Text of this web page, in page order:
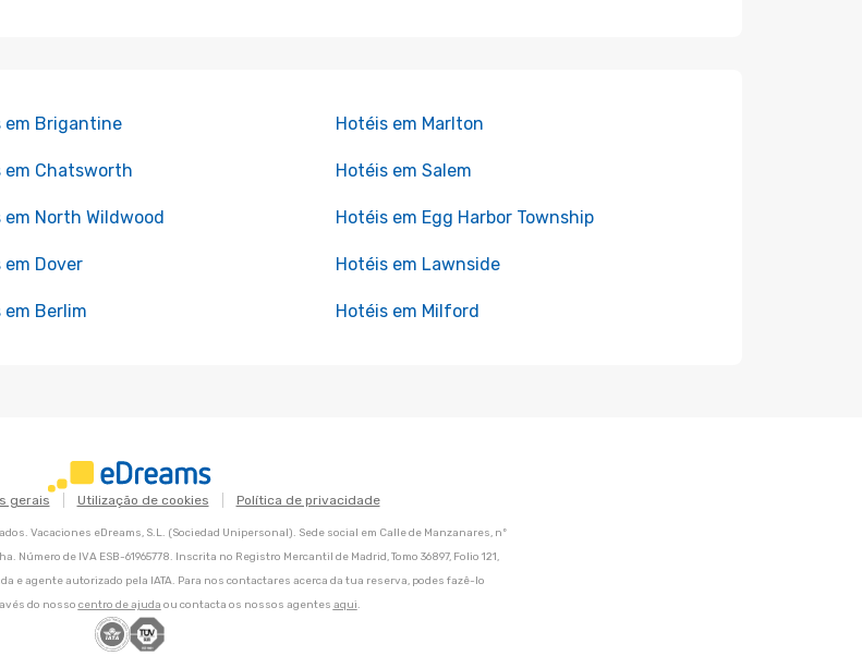
em Brigantine Hotéis em Marlton
em Chatsworth Hotéis em Salem
em North Wildwood Hotéis em Egg Harbor Township
em Dover Hotéis em Lawnside
em Berlim Hotéis em Milford
gerais Utilização de cookies Política de privacidade
Vacaciones eDreams, S.L. (Sociedad Unipersonal). Sede social em Calle de Manzanares, nº
Número de IVA ESB-61965778. Inscrita no Registro Mercantil de Madrid, Tomo 36897, Folio 121,
e agente autorizado pela IATA. Para nos contactares acerca da tua reserva, podes fazê-lo
do nosso centro de ajuda ou contacta os nossos agentes aqui.